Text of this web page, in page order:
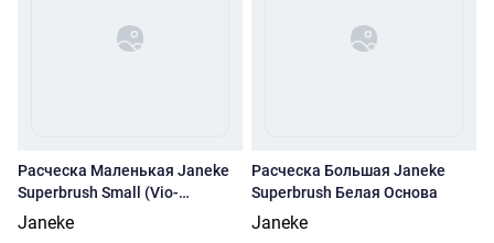
Расческа Маленькая Janeke
Superbrush Small (Vio-
Фиолетовый)
Janeke
Расческа Большая Janeke
Superbrush Белая Основа
Janeke